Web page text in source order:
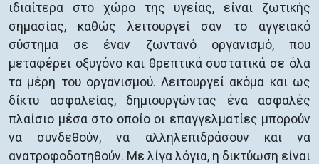
ιδιαίτερα στο χώρο της υγείας, είναι ζωτικής
σημασίας, καθώς λειτουργεί σαν το αγγειακό
σύστημα σε έναν ζωντανό οργανισμό, που
μεταφέρει οξυγόνο και θρεπτικά συστατικά σε όλα
τα μέρη του οργανισμού. Λειτουργεί ακόμα και ως
δίκτυ ασφαλείας, δημιουργώντας ένα ασφαλές
πλαίσιο μέσα στο οποίο οι επαγγελματίες μπορούν
να συνδεθούν, να αλληλεπιδράσουν και να
ανατροφοδοτηθούν. Με λίγα λόγια, η δικτύωση είναι